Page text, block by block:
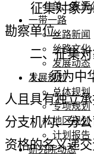
单一来源
一带一路
丝路新闻
丝路文化
发展动态
发展规划
总体规划
专项规划
地区规划
计划报告
研究院动态
征集对象为
勘察单位。
二、征集对
1、须为中
人且具有独立
分支机构、分
资格的名义递交